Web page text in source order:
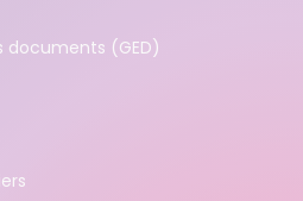
documents (GED)